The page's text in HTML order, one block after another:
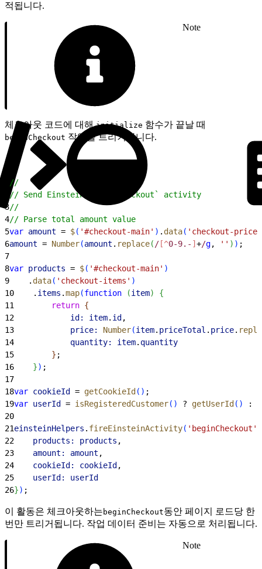
적됩니다.
Note
체크아웃 코드에 대해initialize 함수가 끝날 때
beginCheckout 작업을 트리거합니다.
//
// Send Einstein `beginCheckout` activity
3//
4// Parse total amount value
5var amount = $( '#checkout-main' ) . data( 'checkout-
6amount = Number(amount . replace( / [^0-9.- ] +/g, '' ) ) ;
7
8var products = $( '#checkout-main' )
9
    .
data( 'checkout-items' )
10
    .
items .map(function (item)
{
11
        return
{
12
            id:
item. id ,
13
            price:
Number(item. priceTotal . price.
14
            quantity:
item. quantity
15
} ;
16
}) ;
17
18var cookieId = getCookieId ( ) ;
19var userId = isRegisteredCustomer( ) ? getUserId ( ) :
20
21einsteinHelpers . fireEinsteinActivity( 'beginCheckout'
22
    products:
products ,
23
    amount:
amount ,
24
    cookieId:
cookieId ,
25
    userId:
userId
26}) ;
이 활동은 체크아웃하는 beginCheckout동안 페이지 로드당 한
번만 트리거됩니다. 작업 데이터 준비는 자동으로 처리됩니다.
Note